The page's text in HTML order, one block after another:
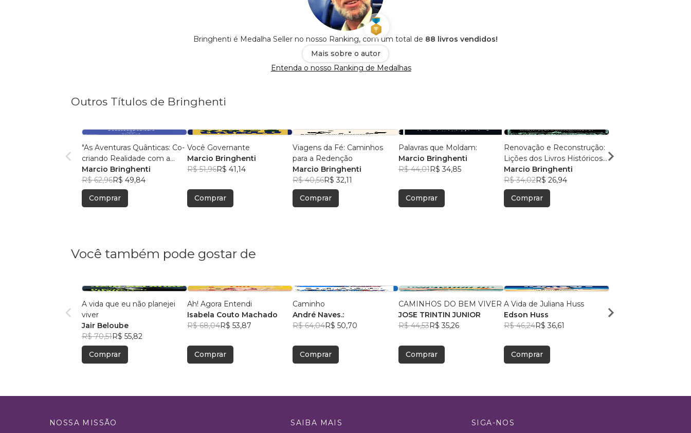
Bringhenti é Medalha Seller no nosso Ranking, com um total de 88 livros vendidos!
Mais sobre o autor
Entenda o nosso Ranking de Medalhas
Outros Títulos de Bringhenti
"As Aventuras Quânticas: Co-
criando Realidade com a
Bíblia"
Marcio Bringhenti
R$ 62,96R$ 49,84
Comprar
Você Governante
Marcio Bringhenti
R$ 51,96R$ 41,14
Comprar
Viagens da Fé: Caminhos
para a Redenção
Marcio Bringhenti
R$ 40,56R$ 32,11
Comprar
Palavras que Moldam:
Marcio Bringhenti
R$ 44,01R$ 34,85
Comprar
Renovação e Reconstrução:
Lições dos Livros Históricos
da Bíblia
Marcio Bringhenti
R$ 34,02R$ 26,94
Comprar
Eternas:
Você também pode gostar de
A vida que eu não planejei
viver
Jair Beloube
R$ 70,51R$ 55,82
Comprar
Ah! Agora Entendi
Isabela Couto Machado
R$ 68,04R$ 53,87
Comprar
Caminho
André Naves.:
R$ 64,04R$ 50,70
Comprar
CAMINHOS DO BEM VIVER
JOSE TRINTIN JUNIOR
R$ 44,53R$ 35,26
Comprar
A Vida de Juliana Huss
Edson Huss
R$ 46,24R$ 36,61
Comprar
DOR
NOSSA MISSÃO SAIBA MAIS SIGA-NOS